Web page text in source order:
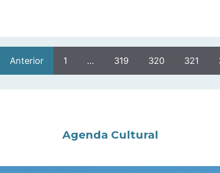
Anterior 1 … 319 320 321
Agenda Cultural